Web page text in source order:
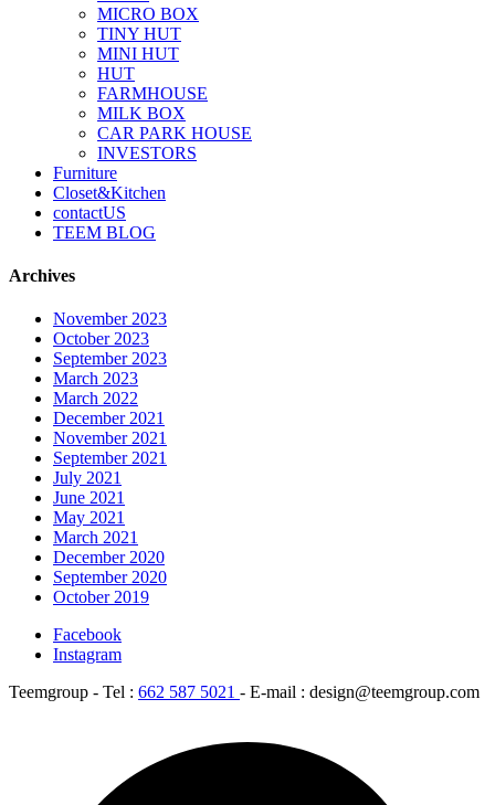
MICRO BOX
TINY HUT
MINI HUT
HUT
FARMHOUSE
MILK BOX
CAR PARK HOUSE
INVESTORS
Furniture
Closet&Kitchen
contactUS
TEEM BLOG
Archives
November 2023
October 2023
September 2023
March 2023
March 2022
December 2021
November 2021
September 2021
July 2021
June 2021
May 2021
March 2021
December 2020
September 2020
October 2019
Facebook
Instagram
Teemgroup - Tel : 662 587 5021 - E-mail : design@teemgroup.com